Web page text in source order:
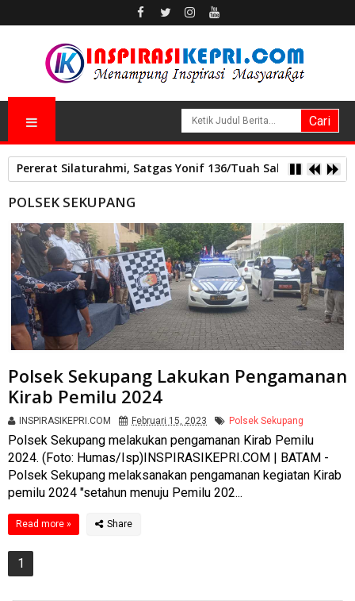
Pererat Silaturahmi, Satgas Yonif 136/Tuah Sakti Pos Ilu
POLSEK SEKUPANG
Polsek Sekupang Lakukan Pengamanan
Kirab Pemilu 2024
INSPIRASIKEPRI.COM Februari 15, 2023 Polsek Sekupang
Polsek Sekupang melakukan pengamanan Kirab Pemilu
2024. (Foto: Humas/Isp)INSPIRASIKEPRI.COM | BATAM -
Polsek Sekupang melaksanakan pengamanan kegiatan Kirab
pemilu 2024 "setahun menuju Pemilu 202...
Read more »
1